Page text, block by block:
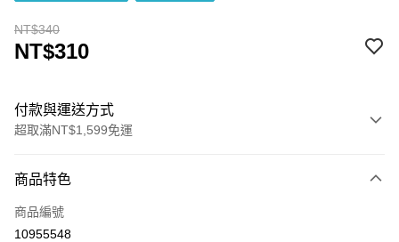
NT$340
NT$310
付款與運送方式
超取滿NT$1,599免運
信用卡一次付款
超商取貨付款
商品特色
商品編號
10955548